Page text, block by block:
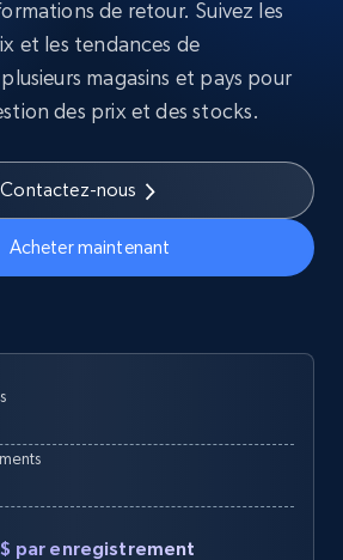
de retour. Suivez les
et les tendances de
magasins et pays pour
des prix et des stocks.
Contactez-nous
Acheter maintenant
par enregistrement